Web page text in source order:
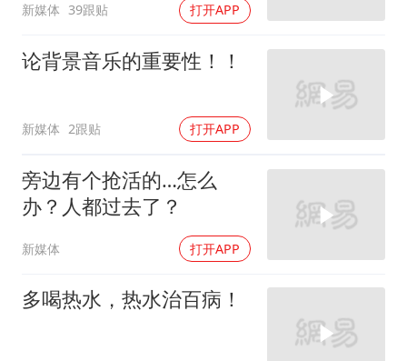
新媒体 39跟贴 打开APP
论背景音乐的重要性！！
新媒体 2跟贴 打开APP
旁边有个抢活的…怎么
办？人都过去了？
新媒体 打开APP
多喝热水，热水治百病！